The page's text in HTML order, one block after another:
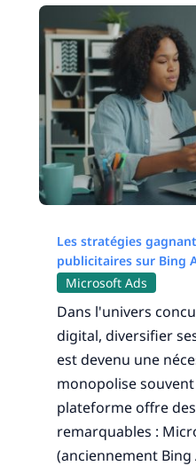
Les stratégies
publicitaires sur Bing
Microsoft Ads
Dans l'univers
digital, diversifier
est devenu une
monopolise
plateforme offre
remarquables :
(anciennement Bing